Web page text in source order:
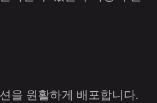
을 원활하게 배포합니다.